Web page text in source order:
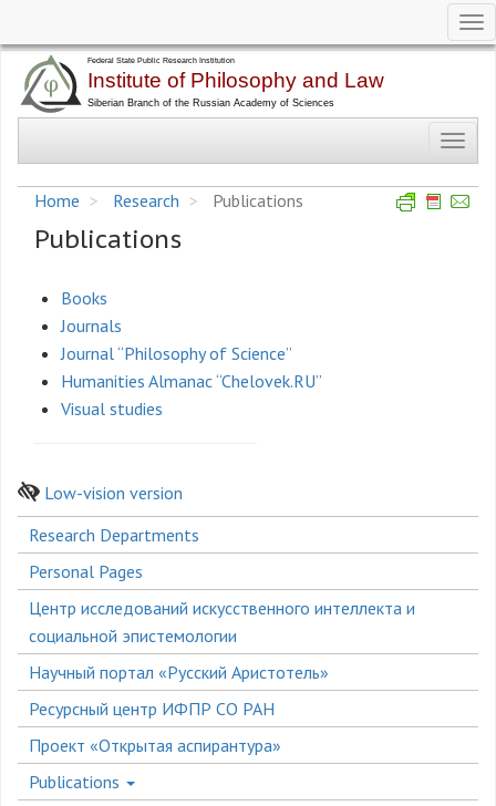
main
Home
Research Publications
Publications
Books
Journals
Journal “Philosophy of Science”
Humanities Almanac “Chelovek.RU”
Visual studies
Low-vision version
Боковое
меню
Research Departments
Personal Pages
Центр исследований искусственного интеллекта и
социальной эпистемологии
Научный портал «Русский Аристотель»
Ресурсный центр ИФПР СО РАН
Проект «Открытая аспирантура»
Publications